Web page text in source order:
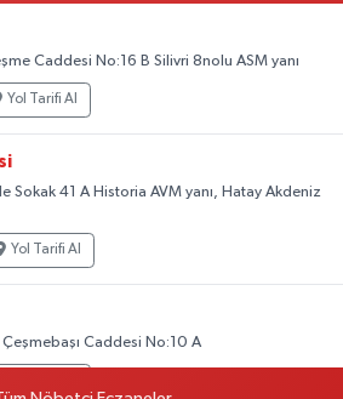
Caddesi No:16 B Silivri 8nolu ASM yanı
Yol Tarifi Al
Sokak 41 A Historia AVM yanı, Hatay Akdeniz
Yol Tarifi Al
Caddesi No:10 A